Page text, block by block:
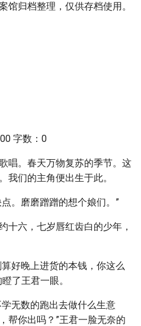
馆归档整理，仅供存档使用。
字数：0
唱。春天万物复苏的季节。这
我们的主角便出生于此。
。磨磨蹭蹭的想个娘们。”
十六，七岁唇红齿白的少年，
好晚上进货的本钱，你这么
了王君一眼。
无数的跑出去做什么生意
帮你出吗？”王君一脸无奈的